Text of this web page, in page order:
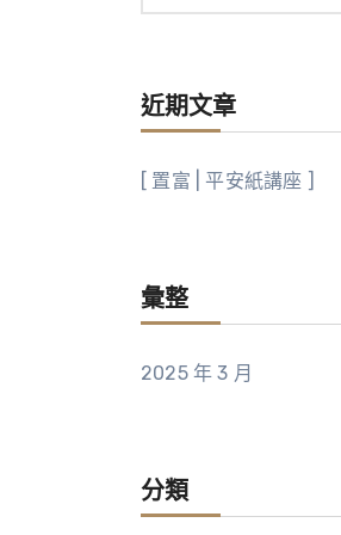
近期文章
[ 置富 | 平安紙講座 ]
彙整
2025 年 3 月
分類